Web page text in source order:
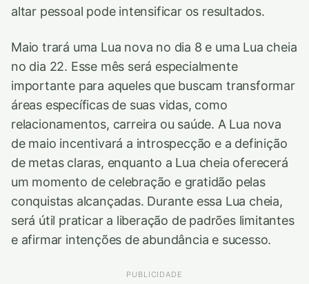
altar pessoal pode intensificar os resultados.
Maio trará uma Lua nova no dia 8 e uma Lua cheia
no dia 22. Esse mês será especialmente
importante para aqueles que buscam transformar
áreas específicas de suas vidas, como
relacionamentos, carreira ou saúde. A Lua nova
de maio incentivará a introspecção e a definição
de metas claras, enquanto a Lua cheia oferecerá
um momento de celebração e gratidão pelas
conquistas alcançadas. Durante essa Lua cheia,
será útil praticar a liberação de padrões limitantes
e afirmar intenções de abundância e sucesso.
PUBLICIDADE